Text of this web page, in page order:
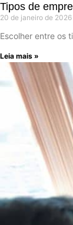
Tipos de
20 de janeiro de 2026
Escolher entre os
Leia mais »